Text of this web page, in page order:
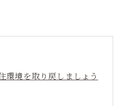
環境を取り戻しましょう